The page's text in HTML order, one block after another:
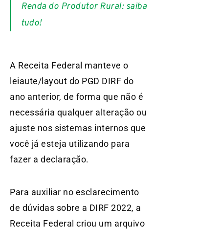
Renda do Produtor Rural: saiba
tudo!
A Receita Federal manteve o
leiaute/layout do PGD DIRF do
ano anterior, de forma que não é
necessária qualquer alteração ou
ajuste nos sistemas internos que
você já esteja utilizando para
fazer a declaração.
Para auxiliar no esclarecimento
de dúvidas sobre a DIRF 2022, a
Receita Federal criou um arquivo